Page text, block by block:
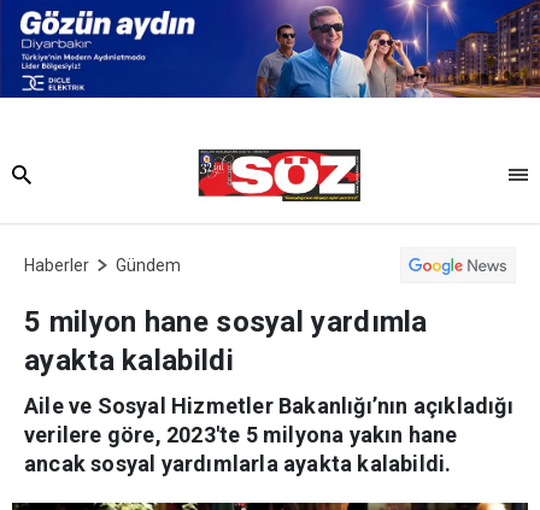
Haberler Gündem
5 milyon hane sosyal yardımla
ayakta kalabildi
Aile ve Sosyal Hizmetler Bakanlığı’nın açıkladığı
verilere göre, 2023'te 5 milyona yakın hane
ancak sosyal yardımlarla ayakta kalabildi.